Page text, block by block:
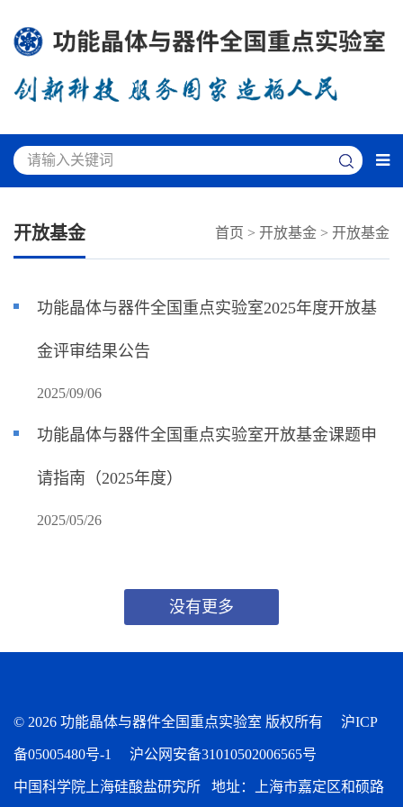
开放基金 首页 > 开放基金 > 开放基金
2025/09/06
功能晶体与器件全国重点实验室2025年度开放基
金评审结果公告
2025/05/26
功能晶体与器件全国重点实验室开放基金课题申
请指南（2025年度）
没有更多
© 2026 功能晶体与器件全国重点实验室 版权所有 沪ICP
备05005480号-1 沪公网安备31010502006565号
中国科学院上海硅酸盐研究所 地址：上海市嘉定区和硕路